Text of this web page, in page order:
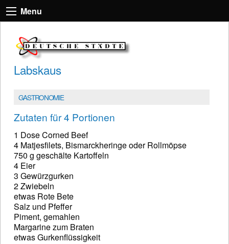
Menu
Labskaus
GASTRONOMIE
Zutaten für 4 Portionen
1 Dose Corned Beef
4 Matjesfilets, Bismarckheringe oder Rollmöpse
750 g geschälte Kartoffeln
4 Eier
3 Gewürzgurken
2 Zwiebeln
etwas Rote Bete
Salz und Pfeffer
Piment, gemahlen
Margarine zum Braten
etwas Gurkenflüssigkeit